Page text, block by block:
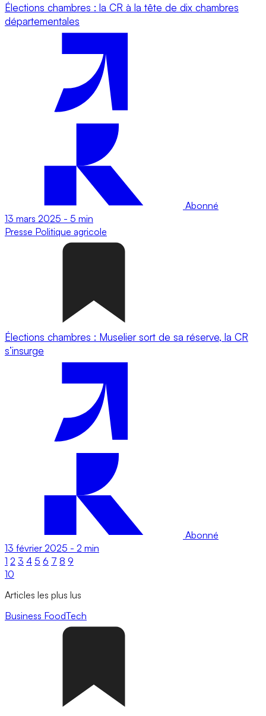
Élections chambres : la CR à la tête de dix chambres
départementales
Abonné
13 mars 2025 - 5 min
Presse Politique agricole
Élections chambres : Muselier sort de sa réserve, la CR
s’insurge
Abonné
13 février 2025 - 2 min
1 2 3 4 5 6 7 8 9
10
Articles les plus lus
Business FoodTech